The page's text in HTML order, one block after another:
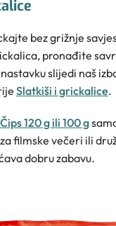
bez grižnje
pronađite
slijedi naš
Slatkiši i grickalice.
120 g ili 100 g
filmske večeri ili
dobru zabavu.